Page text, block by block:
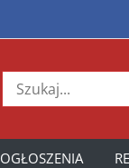
OGŁOSZENIA